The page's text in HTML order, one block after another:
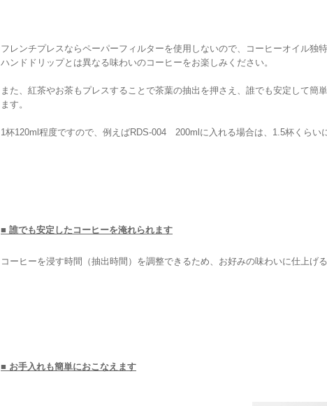
フレンチプレスならペーパーフィルターを使用しないので、コーヒーオイル独
ハンドドリップとは異なる味わいのコーヒーをお楽しみください。
また、紅茶やお茶もプレスすることで茶葉の抽出を押さえ、誰でも安定して簡
ます。
1杯120ml程度ですので、例えばRDS-004 200mlに入れる場合は、1.5杯くらい
■ 誰でも安定したコーヒーを淹れられます
コーヒーを浸す時間（抽出時間）を調整できるため、お好みの味わいに仕上げる
■ お手入れも簡単におこなえます